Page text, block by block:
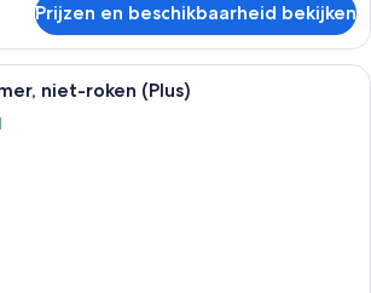
Prijzen en beschikbaarheid bekijken
Een hotelkamer met twee bedden,
niet-roken (Plus)